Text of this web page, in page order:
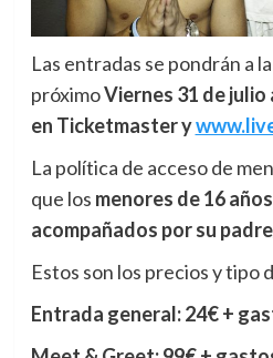
Las entradas se pondrán a
próximoViernes 31 de julio
en Ticketmaster y
La política de acceso de
que los menores de 16
acompañados por su
Estos son los precios y tipo
Entrada general: 24€ +